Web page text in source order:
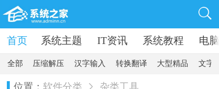
软件 系统主题 IT资讯 系统教程 电
首页
全部 压缩解压 汉字输入 转换翻译 大型精品 文字
位置： 软件分类 杂类工具